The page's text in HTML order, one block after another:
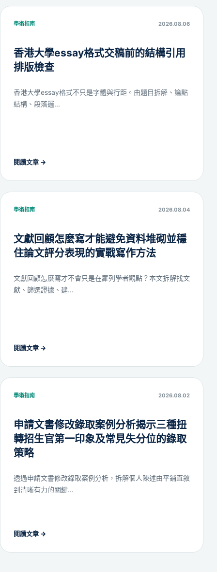
學術指南 2026.08.06
香港大學essay格式交稿前的結構引用
排版檢查
香港大學essay格式不只是字體與行距。由題目拆解、論點
結構、段落邏...
閱讀文章 →
學術指南 2026.08.04
文獻回顧怎麼寫才能避免資料堆砌並穩
住論文評分表現的實戰寫作方法
文獻回顧怎麼寫才不會只是在羅列學者觀點？本文拆解找文
獻、篩選證據、建...
閱讀文章 →
學術指南 2026.08.02
申請文書修改錄取案例分析揭示三種扭
轉招生官第一印象及常見失分位的錄取
策略
透過申請文書修改錄取案例分析，拆解個人陳述由平鋪直敘
到清晰有力的關鍵...
閱讀文章 →